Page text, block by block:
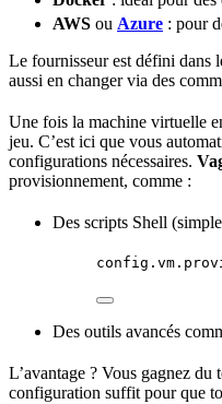
AWS ou Azure : pour
Le fournisseur est défini dans
aussi en changer via des
Une fois la machine virtuelle
jeu. C’est ici que vous
configurations nécessaires.
provisionnement, comme :
Des scripts Shell
config. vm .
Des outils avancés
L’avantage ? Vous gagnez du
configuration suffit pour que